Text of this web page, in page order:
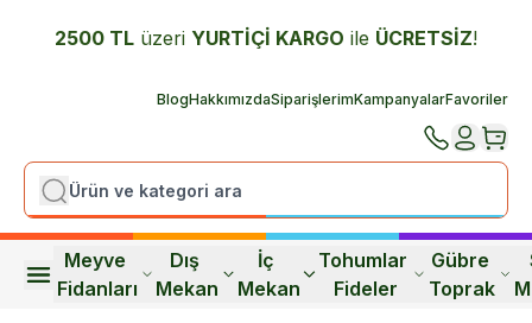
2500 TL üzeri YURTİÇİ KARGO ile ÜCRETSİZ!
BlogHakkımızdaSiparişlerimKampanyalarFavoriler
Meyve
Fidanları
Dış
Mekan
İç
Mekan
Tohumlar
Fideler
Gübre
Toprak